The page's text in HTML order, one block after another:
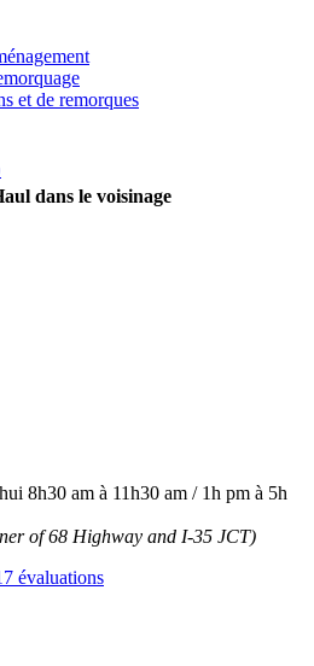
et de remorques
dans le voisinage
8h30 am à 11h30 am / 1h pm à 5h
of 68 Highway and I-35 JCT)
évaluations